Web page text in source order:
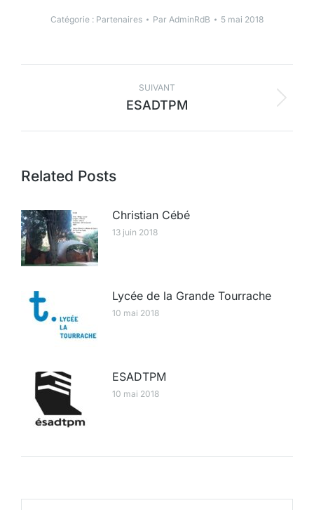
Catégorie : Partenaires Par AdminRdB 5 mai 2018
SUIVANT
ESADTPM
Related Posts
Christian Cébé
13 juin 2018
Lycée de la Grande Tourrache
10 mai 2018
ESADTPM
10 mai 2018